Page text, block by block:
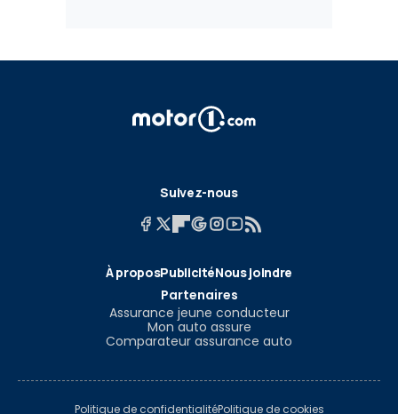
Suivez-nous
À proposPublicitéNous joindre
Partenaires
Assurance jeune conducteur
Mon auto assure
Comparateur assurance auto
Politique de confidentialitéPolitique de cookies